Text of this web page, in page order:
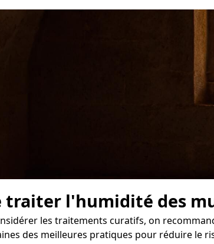
traiter l'humidité des
les traitements curatifs, on
des meilleures pratiques pour réduire le